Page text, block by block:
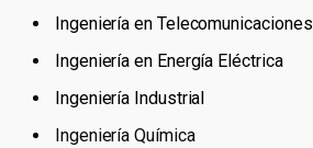
Ingeniería en Telecomunicaciones
Ingeniería en Energía Eléctrica
Ingeniería Industrial
Ingeniería Química